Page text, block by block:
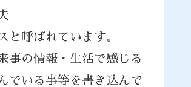
と呼ばれています。
事の情報・生活で感じる
でいる事等を書き込んで